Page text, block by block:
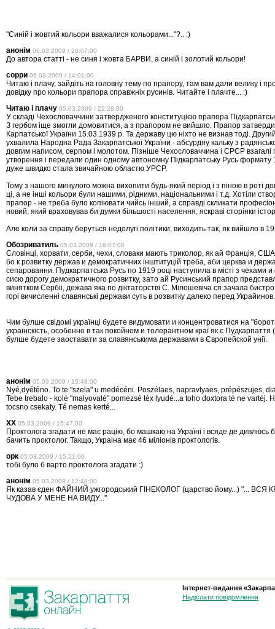
"Синій і жовтий кольори вважалися кольорами..."?.. :)
анонім 06.03.2009 / 20:07:00
До автора статті - не синя і жовта БАРВИ, а синій і золотий кольори!
сорри 06.03.2009 / 14:01:00
Читаю і плачу, зайдіть на головну тему по прапору, там вам дали велику і
довідку про кольори прапора справжніх русинів. Читайте і плачте... :)
Читаю і плачу 05.03.2009 / 22:28:00
У складі Чехословаччини затвердженого конституцією прапора
З гербом іще змогли домовитися, а з прапором не вийшло. Прапор
Карпатської України 15.03.1939 р. Та державу цю ніхто не визнав тоді.
ухвалила Народна Рада Закарпатської України - абсурдну кальку з
довгим написом, серпом і молотом. Пізніше Чехословаччина і СРСР взагалі
утворення і передали один одному автономну Підкарпатську Русь формату
дуже швидко стала звичайною областю УРСР.
Тому з нашого минулого можна вихопити будь-який період і з піною в роті
ці, а не інші кольори були нашими, рідними, національними і т.д. Хотіли
прапор - не треба було копіювати чийсь інший, а справді скликати
новий, який враховував би думки більшості населення, яскраві сторінки
Але коли за справу беруться недолугі політики, виходить так, як вийшло в
Обозриватиль 05.03.2009 / 16:07:00
Словінці, хорвати, серби, чехи, словаки мають триколор, як ай Франція,
бо к розвитку держав и демократичних інштитуцій треба, аби церква и
сепарованни. Пудкарпатська Русь по 1919 році наступила в місті з чехами
сисю дорогу демократичного розвитку, зато ай Русинський прапор
винятком Сербіі, дежава яка по діктаторстві С. Мілошевіча ся зачала бистро
горі вичисленні славянські держави суть в розвитку далеко перед Украйинов.
Чим булше свідомі українці будете видумовати и концентроватися на
українскість, особенно в так покойном и толерантном краї як є
булше будете заоставати за славянськима державами в Європейской унії.
анонім 05.03.2009 / 15:48:00
Nyé,dyéténo. To te "szela" u medécéni. Poszélaes, napravlyaes, prépészujes,
Tebe trebalo - kolé "malyovalé" pomezsé téx lyudé...a toho doxtora té ne vartéj.
tocsno csekaty. Té nemas kerté...
XX 05.03.2009 / 15:47:00
Проктолога згадати не має рацію, бо машкаю на Україні і всяде де дивлюсь
бачить проктолог. Такщо, Украіна має 46 міліонів проктологів.
орк 05.03.2009 / 15:21:00
тобі було б варто проктолога згадати :)
анонім 05.03.2009 / 12:48:00
Як казав єден ФАЙНИЙ ужгородський ГІНЕКОЛОГ (царство йому...) "... ВСЯ
ЧУДОВА У МЕНЕ НА ВИДУ..."
Інтернет-видання
Надіслати повідомлення